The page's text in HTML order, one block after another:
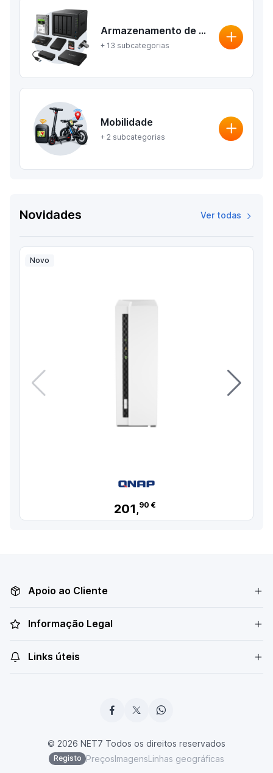
Armazenamento de Dados
+ 13 subcategorias
Mobilidade
+ 2 subcategorias
Novidades Ver todas
Anterior Próximo
Novo
201 ,90 €
Apoio ao Cliente
Informação Legal
Links úteis
© 2026 NET7 Todos os direitos reservados
Registo PreçosImagensLinhas geográficas